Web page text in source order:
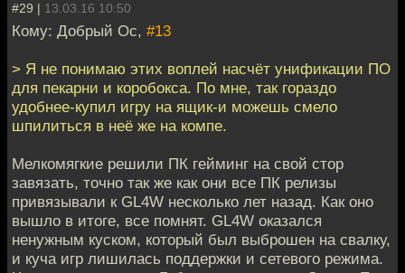
#29 | 13.03.16 10:50
Кому: Добрый Ос, #13
> Я не понимаю этих воплей насчёт унификации ПО
для пекарни и коробокса. По мне, так гораздо
удобнее-купил игру на ящик-и можешь смело
шпилиться в неё же на компе.
Мелкомягкие решили ПК гейминг на свой стор
завязать, точно так же как они все ПК релизы
привязывали к GL4W несколько лет назад. Как оно
вышло в итоге, все помнят. GL4W оказался
ненужным куском, который был выброшен на свалку,
и куча игр лишилась поддержки и сетевого режима.